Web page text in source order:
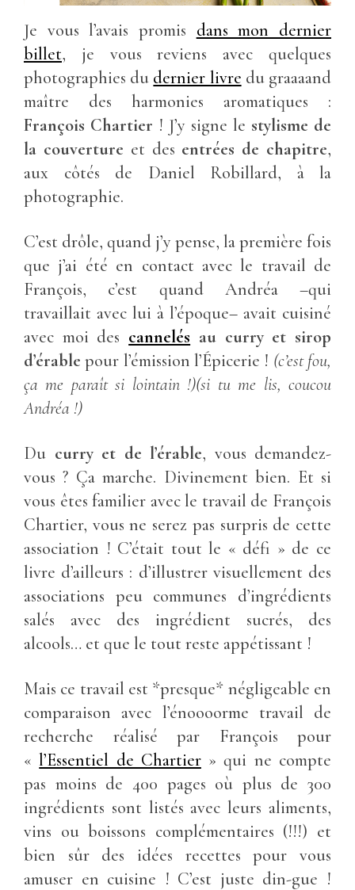
Je vous l’avais promis dans mon dernier
billet, je vous reviens avec quelques
photographies du dernier livre du graaaand
maître des harmonies aromatiques :
François Chartier ! J’y signe le stylisme de
la couverture et des entrées de chapitre,
aux côtés de Daniel Robillard, à la
photographie.
C’est drôle, quand j’y pense, la première fois
que j’ai été en contact avec le travail de
François, c’est quand Andréa –qui
travaillait avec lui à l’époque– avait cuisiné
avec moi des cannelés au curry et sirop
d’érable pour l’émission l’Épicerie ! (c’est fou,
ça me paraît si lointain !)(si tu me lis, coucou
Andréa !)
Du curry et de l’érable, vous demandez-
vous ? Ça marche. Divinement bien. Et si
vous êtes familier avec le travail de François
Chartier, vous ne serez pas surpris de cette
association ! C’était tout le « défi » de ce
livre d’ailleurs : d’illustrer visuellement des
associations peu communes d’ingrédients
salés avec des ingrédient sucrés, des
alcools… et que le tout reste appétissant !
Mais ce travail est *presque* négligeable en
comparaison avec l’énoooorme travail de
recherche réalisé par François pour
«l’Essentiel de Chartier» qui ne compte
pas moins de 400 pages où plus de 300
ingrédients sont listés avec leurs aliments,
vins ou boissons complémentaires (!!!) et
bien sûr des idées recettes pour vous
amuser en cuisine ! C’est juste din-gue !